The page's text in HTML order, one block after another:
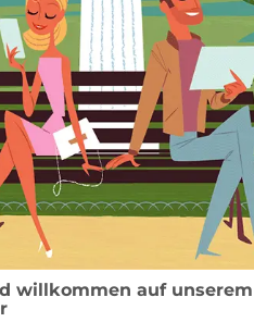
willkommen auf unserem